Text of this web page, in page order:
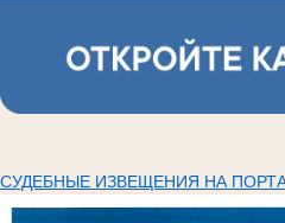
СУДЕБНЫЕ ИЗВЕЩЕНИЯ НА